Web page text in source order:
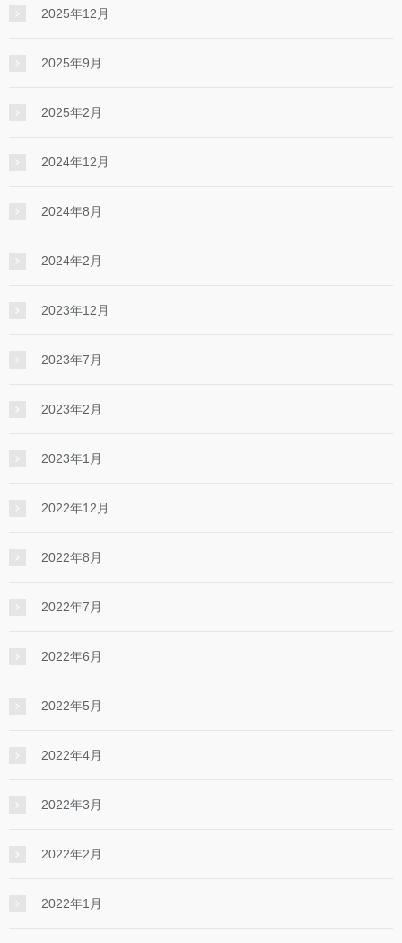
2025年12月
2025年9月
2025年2月
2024年12月
2024年8月
2024年2月
2023年12月
2023年7月
2023年2月
2023年1月
2022年12月
2022年8月
2022年7月
2022年6月
2022年5月
2022年4月
2022年3月
2022年2月
2022年1月